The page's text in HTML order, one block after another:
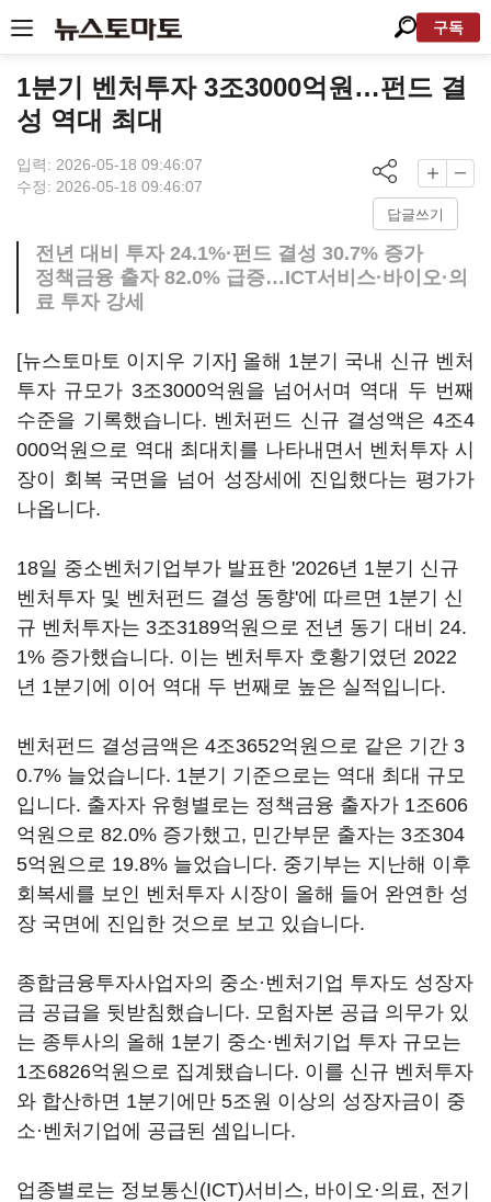
구독
1분기 벤처투자 3조3000억원…펀드 결
성 역대 최대
입력: 2026-05-18 09:46:07
수정: 2026-05-18 09:46:07
답글쓰기
전년 대비 투자 24.1%·펀드 결성 30.7% 증가
정책금융 출자 82.0% 급증…ICT서비스·바이오·의
료 투자 강세
[뉴스토마토 이지우 기자] 올해 1분기 국내 신규 벤처
투자 규모가 3조3000억원을 넘어서며 역대 두 번째
수준을 기록했습니다. 벤처펀드 신규 결성액은 4조4
000억원으로 역대 최대치를 나타내면서 벤처투자 시
장이 회복 국면을 넘어 성장세에 진입했다는 평가가
나옵니다.
18일 중소벤처기업부가 발표한 '2026년 1분기 신규
벤처투자 및 벤처펀드 결성 동향'에 따르면 1분기 신
규 벤처투자는 3조3189억원으로 전년 동기 대비 24.
1% 증가했습니다. 이는 벤처투자 호황기였던 2022
년 1분기에 이어 역대 두 번째로 높은 실적입니다.
벤처펀드 결성금액은 4조3652억원으로 같은 기간 3
0.7% 늘었습니다. 1분기 기준으로는 역대 최대 규모
입니다. 출자자 유형별로는 정책금융 출자가 1조606
억원으로 82.0% 증가했고, 민간부문 출자는 3조304
5억원으로 19.8% 늘었습니다. 중기부는 지난해 이후
회복세를 보인 벤처투자 시장이 올해 들어 완연한 성
장 국면에 진입한 것으로 보고 있습니다.
종합금융투자사업자의 중소·벤처기업 투자도 성장자
금 공급을 뒷받침했습니다. 모험자본 공급 의무가 있
는 종투사의 올해 1분기 중소·벤처기업 투자 규모는
1조6826억원으로 집계됐습니다. 이를 신규 벤처투자
와 합산하면 1분기에만 5조원 이상의 성장자금이 중
소·벤처기업에 공급된 셈입니다.
업종별로는 정보통신(ICT)서비스, 바이오·의료, 전기